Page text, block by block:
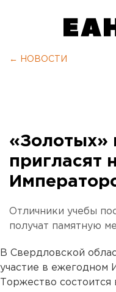
← НОВОСТИ
«Золотых»
пригласят
Отличники учебы
получат памятную
В Свердловской
участие в ежегодном
Торжество